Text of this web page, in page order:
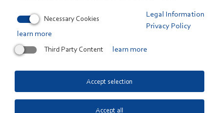
beschleunigen.
Die vollständige Pressemitteilung finden Sie im
Downloadbereich unten.
Related Files
Legal Information
Privacy Policy
Necessary Cookies
learn more
Third Party Content
learn more
Accept selection
Accept all